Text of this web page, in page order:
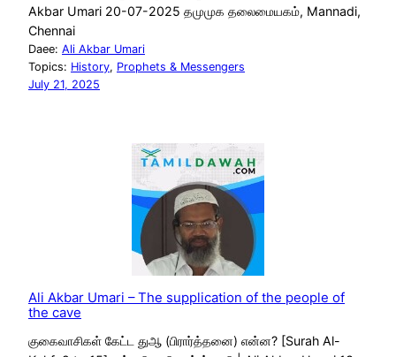
Akbar Umari 20-07-2025 தமுமுக தலைமையகம், Mannadi,
Chennai
Daee: Ali Akbar Umari
Topics: History, Prophets & Messengers
July 21, 2025
Ali Akbar Umari – The supplication of the people of
the cave
குகைவாசிகள் கேட்ட துஆ (பிரார்த்தனை) என்ன? [Surah Al-